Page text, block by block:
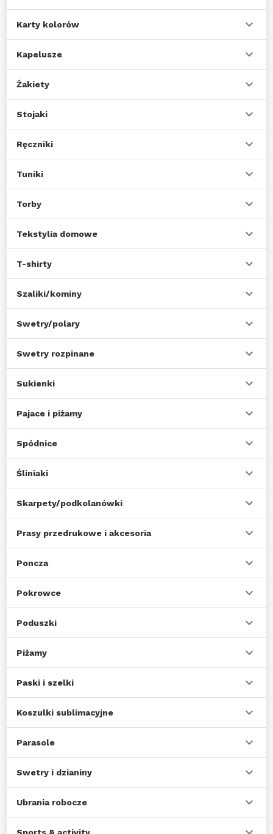
Karty kolorów
Kapelusze
Żakiety
Stojaki
Ręczniki
Tuniki
Torby
Tekstylia domowe
T-shirty
Szaliki/kominy
Swetry/polary
Swetry rozpinane
Sukienki
Pajace i piżamy
Spódnice
Śliniaki
Skarpety/podkolanówki
Prasy przedrukowe i akcesoria
Poncza
Pokrowce
Poduszki
Piżamy
Paski i szelki
Koszulki sublimacyjne
Parasole
Swetry i dzianiny
Ubrania robocze